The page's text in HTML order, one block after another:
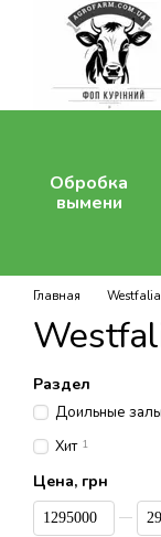
Перейти к
Обробка
вымени
Главная Westfalia
Раздел
Доильные
Хит 1
Цена, грн
От Цена, грн
До Цена, грн